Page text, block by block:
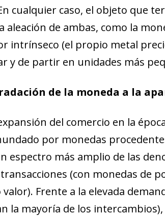
cualquier caso, el objeto que
aleación de ambas, como la
intrínseco (el propio metal
y de partir en unidades más
de la moneda a la
del comercio en la
por monedas
espectro más amplio de las
(con monedas de
valor). Frente a la elevada
la mayoría de los